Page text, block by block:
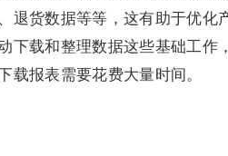
退货数据等等，这有助于优
下载和整理数据这些基础工
载报表需要花费大量时间。